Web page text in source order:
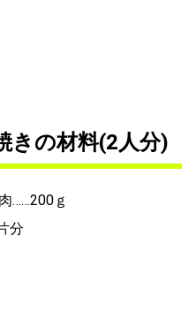
きの材料(2人分)
……200ｇ
分